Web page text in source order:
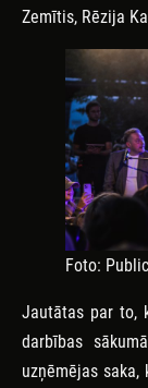
Zemītis, Rēzija
Foto:
Jautātas par to,
darbības
uzņēmējas